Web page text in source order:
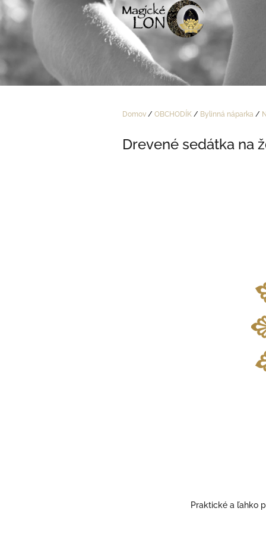
Prejsť
na
obsah
Domov / OBCHODÍK / Bylinná náparka /
Drevené sedátka na
Praktické a ľahko